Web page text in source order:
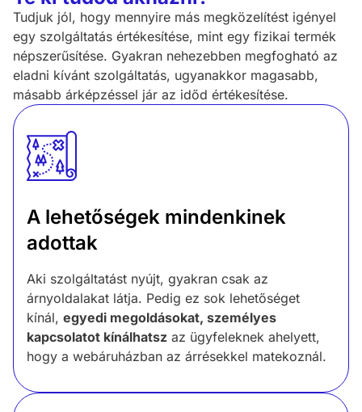
Tudjuk jól, hogy mennyire más megközelítést igényel
egy szolgáltatás értékesítése, mint egy fizikai termék
népszerűsítése. Gyakran nehezebben megfogható az
eladni kívánt szolgáltatás, ugyanakkor magasabb,
másabb árképzéssel jár az időd értékesítése.
A lehetőségek mindenkinek
adottak
Aki szolgáltatást nyújt, gyakran csak az
árnyoldalakat látja. Pedig ez sok lehetőséget
kínál, egyedi megoldásokat, személyes
kapcsolatot kínálhatsz az ügyfeleknek ahelyett,
hogy a webáruházban az árrésekkel matekoznál.